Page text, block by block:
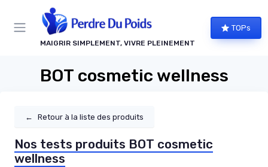
MAIGRIR SIMPLEMENT, VIVRE PLEINEMENT
TOPs
BOT cosmetic wellness
← Retour à la liste des produits
Nos tests produits BOT cosmetic
wellness
Panneau de gestion des cookies